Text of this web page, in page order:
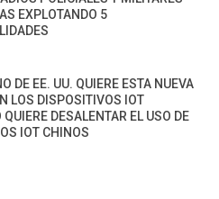
EXPLOTANDO 5
DE EE. UU. QUIERE ESTA NUEVA
LOS DISPOSITIVOS IOT
QUIERE DESALENTAR EL USO DE
IOT CHINOS